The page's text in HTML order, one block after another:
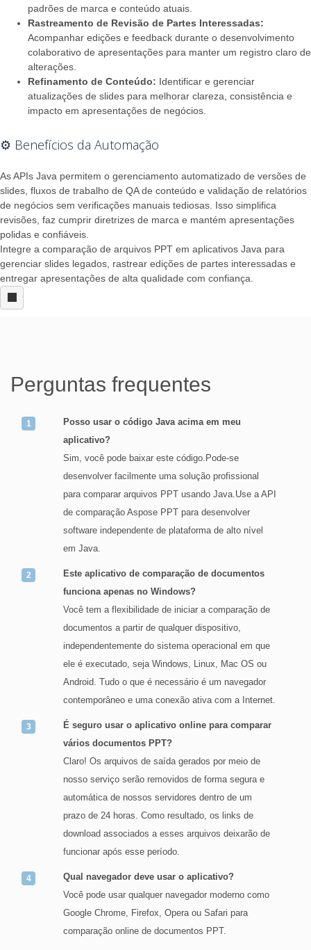
padrões de marca e conteúdo atuais.
Rastreamento de Revisão de Partes Interessadas:
Acompanhar edições e feedback durante o desenvolvimento
colaborativo de apresentações para manter um registro claro de
alterações.
Refinamento de Conteúdo: Identificar e gerenciar
atualizações de slides para melhorar clareza, consistência e
impacto em apresentações de negócios.
⚙️ Benefícios da Automação
As APIs Java permitem o gerenciamento automatizado de versões de
slides, fluxos de trabalho de QA de conteúdo e validação de relatórios
de negócios sem verificações manuais tediosas. Isso simplifica
revisões, faz cumprir diretrizes de marca e mantém apresentações
polidas e confiáveis.
Integre a comparação de arquivos PPT em aplicativos Java para
gerenciar slides legados, rastrear edições de partes interessadas e
entregar apresentações de alta qualidade com confiança.
Perguntas frequentes
Posso usar o código Java acima em meu
aplicativo?
Sim, você pode baixar este código.Pode-se
desenvolver facilmente uma solução profissional
para comparar arquivos PPT usando Java.Use a API
de comparação Aspose PPT para desenvolver
software independente de plataforma de alto nível
em Java.
Este aplicativo de comparação de documentos
funciona apenas no Windows?
Você tem a flexibilidade de iniciar a comparação de
documentos a partir de qualquer dispositivo,
independentemente do sistema operacional em que
ele é executado, seja Windows, Linux, Mac OS ou
Android. Tudo o que é necessário é um navegador
contemporâneo e uma conexão ativa com a Internet.
É seguro usar o aplicativo online para comparar
vários documentos PPT?
Claro! Os arquivos de saída gerados por meio de
nosso serviço serão removidos de forma segura e
automática de nossos servidores dentro de um
prazo de 24 horas. Como resultado, os links de
download associados a esses arquivos deixarão de
funcionar após esse período.
Qual navegador deve usar o aplicativo?
Você pode usar qualquer navegador moderno como
Google Chrome, Firefox, Opera ou Safari para
comparação online de documentos PPT.